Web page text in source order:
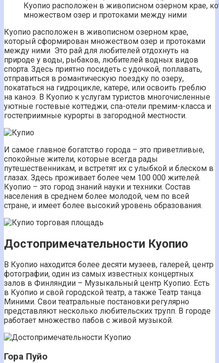
Куопио расположен в живописном озерном крае,
множеством озер и протоками между ними
Куопио расположен в живописном озерном крае,
который сформирован множеством озер и протоками
между ними Это рай для любителей отдохнуть на
природе у воды, рыбаков, любителей водных видов
спорта. Здесь приятно посидеть с удочкой, поплавать,
отправиться в романтическую поездку по озеру,
покататься на гидроцикле, катере, или освоить греблю
на каноэ. В Куопио к услугам туристов многочисленные
уютные гостевые коттеджи, спа-отели премим-класса и
гостеприимные курорты в загородной местности.
И самое главное богатство города – это приветливые,
спокойные жители, которые всегда рады
путешественникам, и встретят их с улыбкой и блеском в
глазах. Здесь проживает более чем 100 000 жителей.
Куопио – это город знаний науки и техники. Состав
населения в среднем более молодой, чем по всей
стране, и имеет более высокий уровень образования.
Достопримечательности Куопио
В Куопио находится более десяти музеев, галерей, центр
фотографии, один из самых известных концертных
залов в Финляндии – Музыкальный центр Куопио. Есть
в Куопио и свой городской театр, а также Театр танца
Миними. Свои театральные постановки регулярно
представляют несколько любительских трупп. В городе
работает множество пабов с живой музыкой.
Гора Пуйо